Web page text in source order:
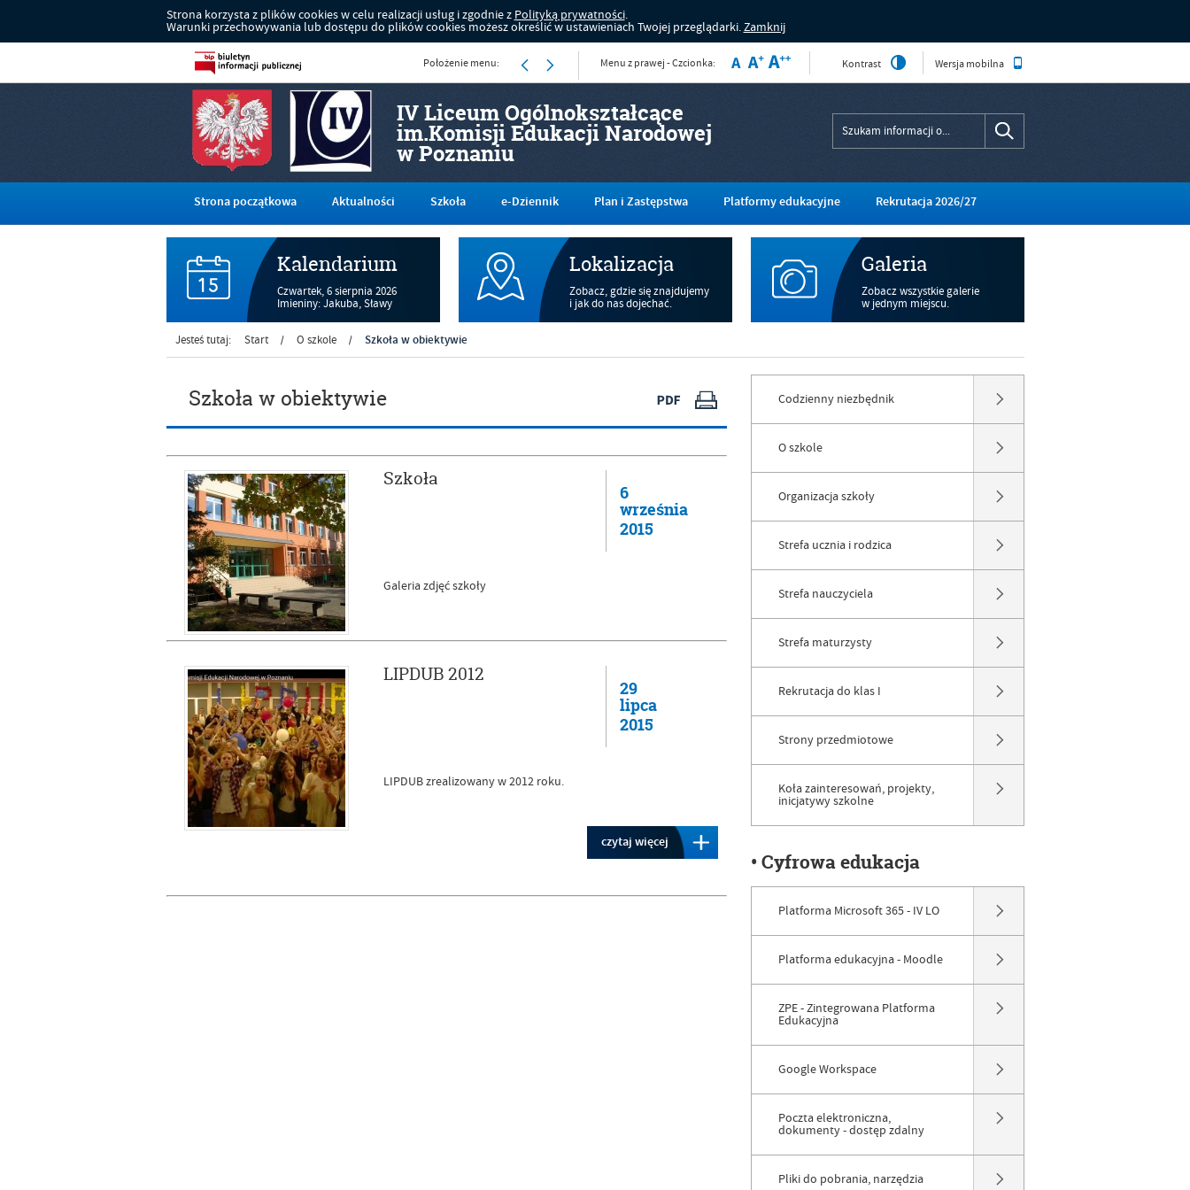
Strona korzysta z plików cookies w celu realizacji usług i zgodnie z Polityką prywatności.
Warunki przechowywania lub dostępu do plików cookies możesz określić w ustawieniach Twojej przeglądarki.Zamknij
IV Liceum Ogólnokształcące
im.Komisji Edukacji Narodowej
w Poznaniu
Położenie menu: Menu z prawej - Czcionka: Kontrast Wersja mobilna
Strona początkowa Aktualności Szkoła e-Dziennik Plan i Zastępstwa Platformy edukacyjne Rekrutacja 2026/27
Kalendarium
Czwartek,6 sierpnia 2026
Imieniny: Jakuba, Sławy
Lokalizacja
Zobacz, gdzie się znajdujemy
i jak do nas dojechać.
Galeria
Zobacz wszystkie galerie
w jednym miejscu.
Jesteś tutaj: Start / O szkole / Szkoła w obiektywie
Szkoła w obiektywie
Szkoła
Galeria zdjęć szkoły
6
września
2015
LIPDUB 2012
LIPDUB zrealizowany w 2012 roku.
29
lipca
2015
czytaj więcej
Codzienny niezbędnik
O szkole
Organizacja szkoły
Strefa ucznia i rodzica
Strefa nauczyciela
Strefa maturzysty
Rekrutacja do klas I
Strony przedmiotowe
Koła zainteresowań, projekty,
inicjatywy szkolne
• Cyfrowa edukacja
Platforma Microsoft 365 - IV LO
Platforma edukacyjna - Moodle
ZPE - Zintegrowana Platforma
Edukacyjna
Google Workspace
Poczta elektroniczna,
dokumenty - dostęp zdalny
Pliki do pobrania, narzędzia